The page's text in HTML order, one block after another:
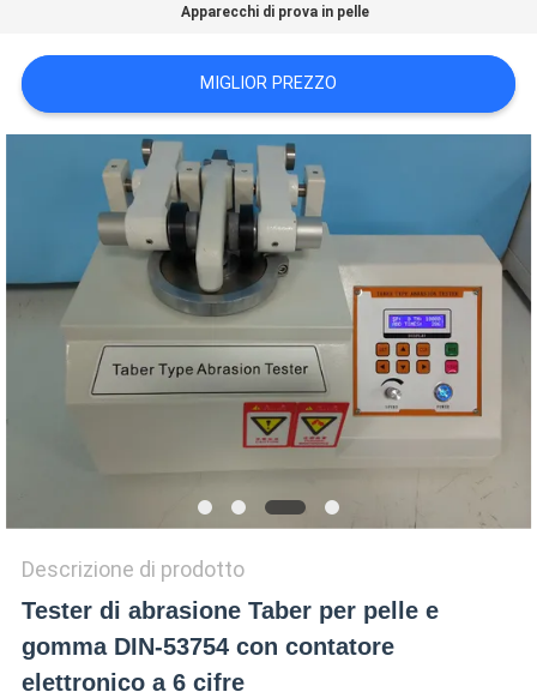
VR
SHOW
SITEMAP
PRIVACY
POLICY
Apparecchi di prova in pelle
MIGLIOR PREZZO
Descrizione di prodotto
Tester di abrasione Taber per pelle e
gomma DIN-53754 con contatore
elettronico a 6 cifre